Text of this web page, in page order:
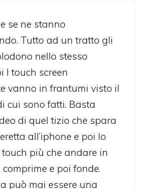
se ne stanno
Tutto ad un tratto gli
nello stesso
I touch screen
vanno in frantumi visto il
cui sono fatti. Basta
di quel tizio che spara
all’iphone e poi lo
più che andare in
e poi fonde.
può mai essere una